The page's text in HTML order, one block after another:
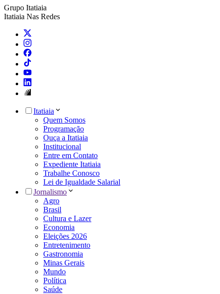
Grupo Itatiaia
Itatiaia Nas Redes
Itatiaia
Quem Somos
Programação
Ouça a Itatiaia
Institucional
Entre em Contato
Expediente Itatiaia
Trabalhe Conosco
Lei de Igualdade Salarial
Jornalismo
Agro
Brasil
Cultura e Lazer
Economia
Eleições 2026
Entretenimento
Gastronomia
Minas Gerais
Mundo
Política
Saúde